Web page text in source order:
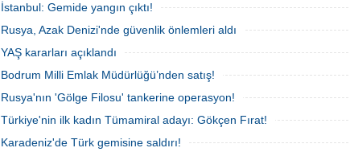
İstanbul: Gemide yangın çıktı!
Rusya, Azak Denizi'nde güvenlik önlemleri aldı
YAŞ kararları açıklandı
Bodrum Milli Emlak Müdürlüğü’nden satış!
Rusya'nın 'Gölge Filosu' tankerine operasyon!
Türkiye'nin ilk kadın Tümamiral adayı: Gökçen Fırat!
Karadeniz'de Türk gemisine saldırı!